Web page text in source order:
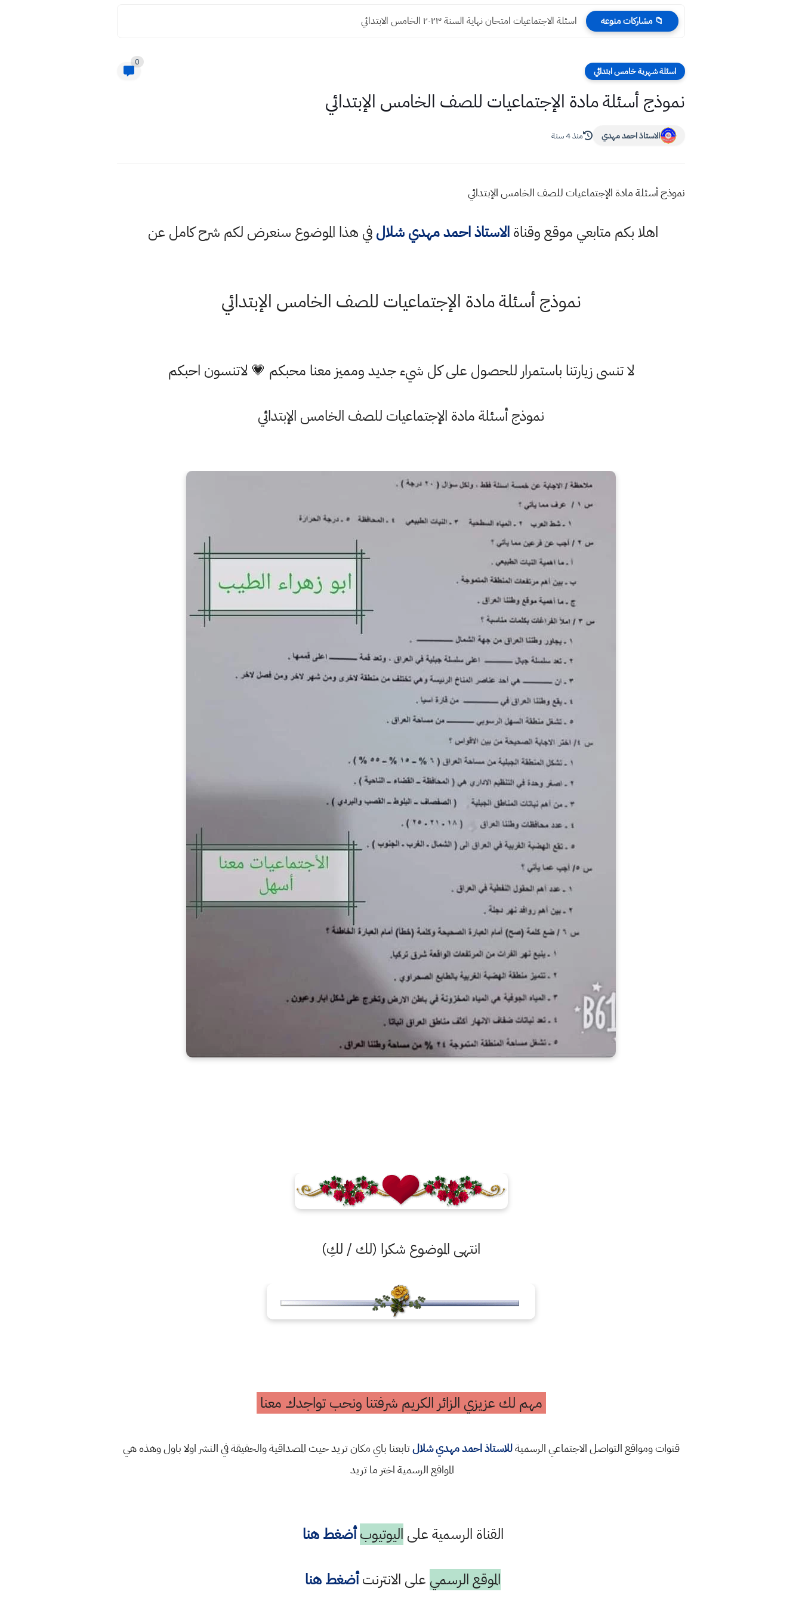
📁 مشاركات منوعه اسئلة الاجتماعيات امتحان نهاية السنة ٢٠٢٣ الخامس الابتدائي
اسئلة شهرية خامس ابتدائي
0
نموذج أسئلة مادة الإجتماعيات للصف الخامس الإبتدائي
الاستاذ احمد مهدي منذ 4 سنة
نموذج أسئلة مادة الإجتماعيات للصف الخامس الإبتدائي
اهلا بكم متابعي موقع وقناةالاستاذ احمد مهدي شلالفي هذا الموضوع سنعرض لكم شرح كامل عن
نموذج أسئلة مادة الإجتماعيات للصف الخامس الإبتدائي
لا تنسى زيارتنا باستمرار للحصول على كل شيء جديد ومميز معنا محبكم 💗 لاتنسون احبكم
نموذج أسئلة مادة الإجتماعيات للصف الخامس الإبتدائي
انتهى الموضوع شكرا (لك / لكِ)
مهم لك عزيزي الزائر الكريم شرفتنا ونحب تواجدك معنا
قنوات ومواقع التواصل الاجتماعي الرسميةللاستاذ احمد مهدي شلالتابعنا باي مكان تريد حيث المصداقية والحقيقة في النشر اولا باول وهذه هي
المواقع الرسمية اختر ما تريد
القناة الرسمية على اليوتيوب أضغط هنا
الموقع الرسمي على الانترنتأضغط هنا